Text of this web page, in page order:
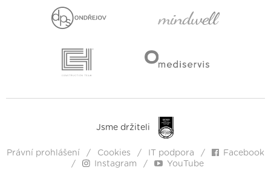
Jsme držiteli
Právní prohlášení Cookies IT podpora
Facebook
Instagram
YouTube